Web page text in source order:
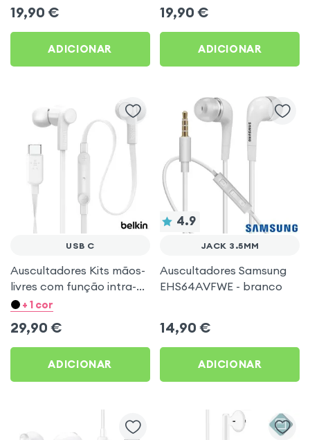
19,90 €
ADICIONAR
19,90 €
ADICIONAR
USB C
Auscultadores Kits mãos-
livres com função intra-
auricular Branco
+ 1 cor
29,90 €
ADICIONAR
4.9
JACK 3.5MM
Auscultadores Samsung
EHS64AVFWE - branco
14,90 €
ADICIONAR